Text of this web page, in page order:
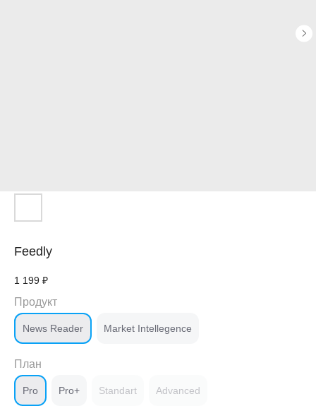
Feedly
1 199 ₽
Продукт
News Reader Market Intellegence
План
Pro Pro+ Standart Advanced